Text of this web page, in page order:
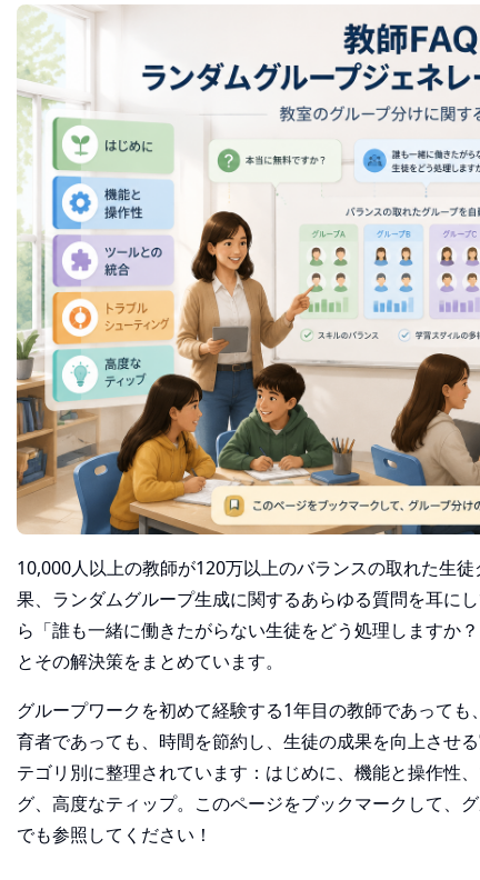
10,000人以上の教師が120万以上のバランスの取れた生
果、ランダムグループ生成に関するあらゆる質問を耳に
ら「誰も一緒に働きたがらない生徒をどう処理しますか
とその解決策をまとめています。
グループワークを初めて経験する1年目の教師であって
育者であっても、時間を節約し、生徒の成果を向上させ
テゴリ別に整理されています：はじめに、機能と操作性
グ、高度なティップ。このページをブックマークして、
でも参照してください！